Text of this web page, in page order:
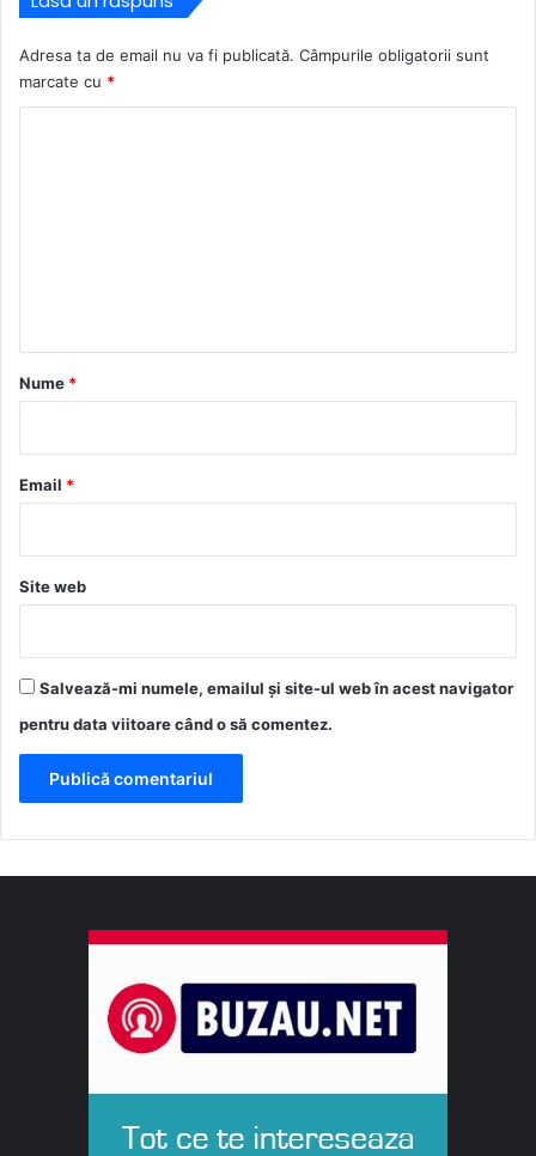
Adresa ta de email nu va fi publicată. Câmpurile obligatorii sunt
marcate cu *
r
*
Nume *
Email *
Site web
Salvează-mi numele, emailul și site-ul web în acest navigator
pentru data viitoare când o să comentez.